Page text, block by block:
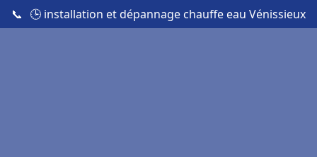
📞 🕒 installation et dépannage chauffe eau Vénissieux